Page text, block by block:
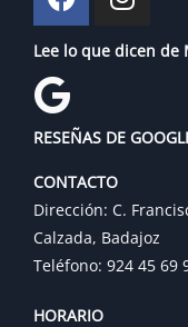
Lee lo que dicen de
RESEÑAS DE
CONTACTO
Dirección: C.
Calzada, Badajoz
Teléfono: 924 45 69
HORARIO